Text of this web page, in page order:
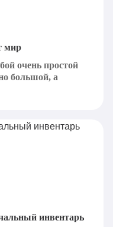
мир
очень простой
большой, а
инвентарь